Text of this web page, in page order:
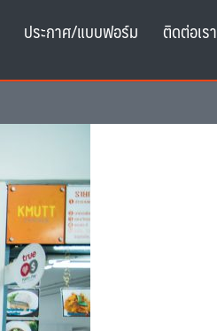
ประกาศ/แบบฟอร์ม ติดต่อเรา